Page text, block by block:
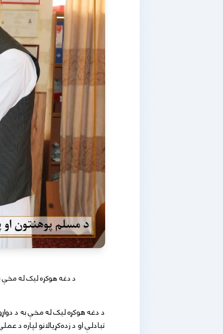
د دغه هوکړه لیک له مخې
د دغه هوکړه لیک له مخې به د
تبادلې او د زده‌کړیالانو لپاره